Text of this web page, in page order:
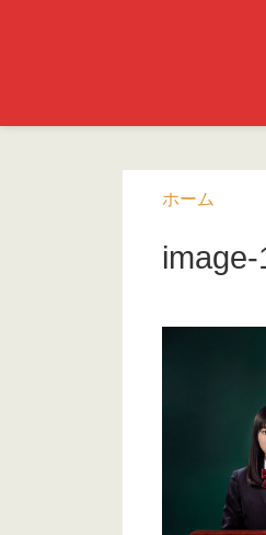
ホーム
image-